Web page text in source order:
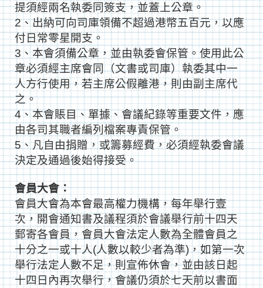
提須經兩名執委同簽支，並蓋上公章。
2、出納可向司庫領備不超過港幣五百元，以應
付日常零星開支。
3、本會須備公章，並由執委會保管。使用此公
章必須經主席會同（文書或司庫）執委其中一
人方行使用，若主席公假離港，則由副主席代
之。
4、本會賬目、單據、會議紀錄等重要文件，應
由各司其職者編列檔案專責保管。
5、凡自由捐贈，或籌募經費，必須經執委會議
決定及通過後始得接受。
會員大會：
會員大會為本會最高權力機構，每年舉行壹
次，開會通知書及議程須於會議舉行前十四天
郵寄各會員，會員大會法定人數為全體會員之
十分之一或十人(人數以較少者為準)，如第一次
舉行法定人數不足，則宣佈休會，並由該日起
十四日內再次舉行，會議仍須於七天前以書面